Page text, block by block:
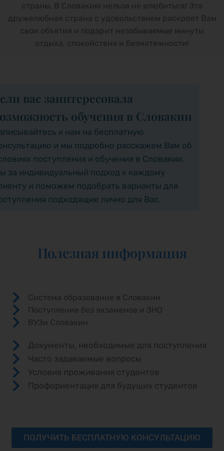
страны. В Словакию нельзя не влюбиться! Эта
дружелюбная страна с удовольствием раскроет Вам
свои объятия и подарит незабываемые минуты
отдыха, спокойствия и безмятежности!
вас заинтересовала
обучения в Словакии
к нам на бесплатную
и мы подробно расскажем Вам об
поступления и обучения в Словакии.
за индивидуальный подход к каждому
и поможем подобрать варианты для
подходящие лично для Вас.
Полезная информация
Система образование в Словакии
Поступление без экзаменов и ЗНО
ВУЗи Словакии
Документы, необходимые для поступления
Часто задаваемые вопросы
Условия проживания студентов
Профориентация для будущих студентов
ПОЛУЧИТЬ БЕСПЛАТНУЮ КОНСУЛЬТАЦИЮ